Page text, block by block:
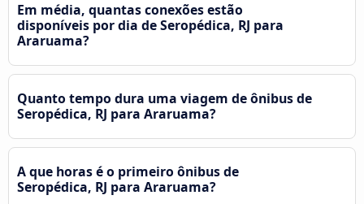
Em média, quantas conexões estão
disponíveis por dia de Seropédica, RJ para
Araruama?
Quanto tempo dura uma viagem de ônibus de
Seropédica, RJ para Araruama?
A que horas é o primeiro ônibus de
Seropédica, RJ para Araruama?